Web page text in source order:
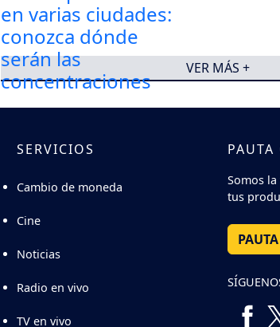
VER MÁS +
SERVICIOS
Cambio de moneda
Cine
Noticias
Radio en vivo
TV en vivo
PAUTA
Somos
tus